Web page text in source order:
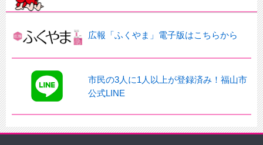
広報「ふくやま」電子版はこちらから
市民の3人に1人以上が登録済み！福山市
公式LINE